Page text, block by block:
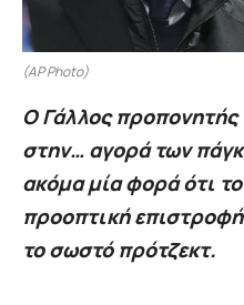
(AP Photo)
Ο Γάλλος προπονητής
στην… αγορά των
ακόμα μία φορά ότι
προοπτική
το σωστό πρότζεκτ.